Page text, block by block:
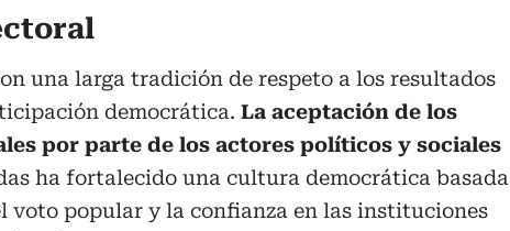
una larga tradición de respeto a los resultados
democrática. La aceptación de los
por parte de los actores políticos y sociales
ha fortalecido una cultura democrática basada
voto popular y la confianza en las instituciones